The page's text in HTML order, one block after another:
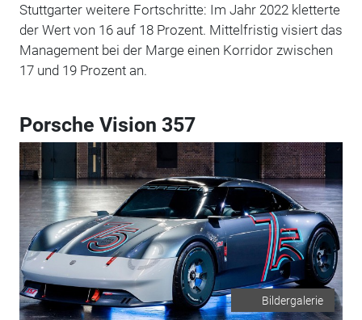
Stuttgarter weitere Fortschritte: Im Jahr 2022 kletterte
der Wert von 16 auf 18 Prozent. Mittelfristig visiert das
Management bei der Marge einen Korridor zwischen
17 und 19 Prozent an.
Porsche Vision 357
Bildergalerie